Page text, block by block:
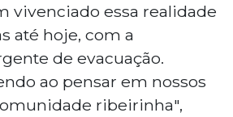
vivenciado essa realidade
até hoje, com a
de evacuação.
ao pensar em nossos
ribeirinha",